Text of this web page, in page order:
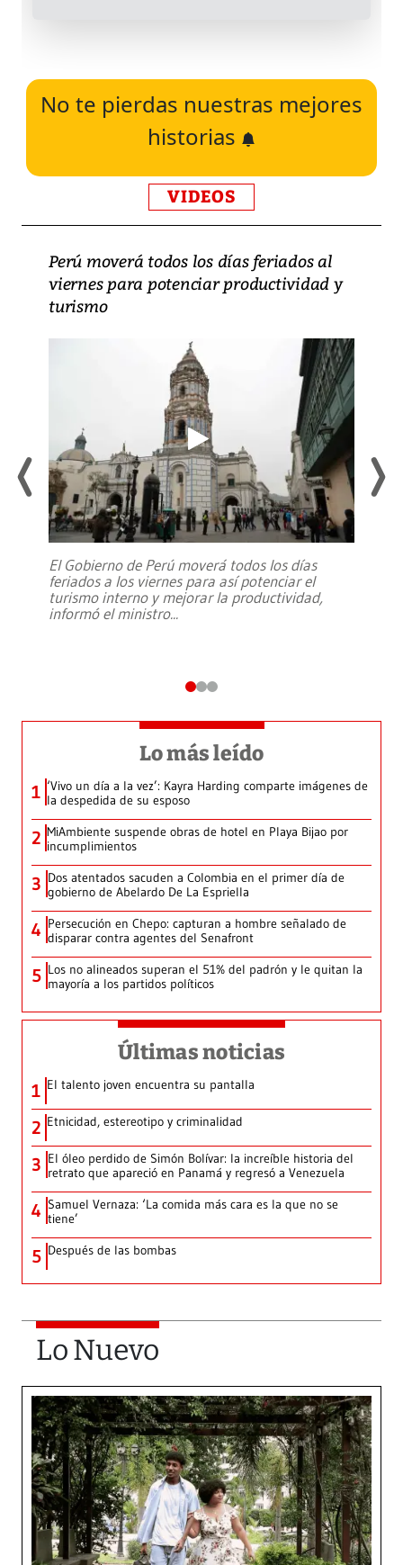
No te pierdas nuestras mejores
historias
VIDEOS
Perú moverá todos los días feriados al
viernes para potenciar productividad y
turismo
El Gobierno de Perú moverá todos los días
feriados a los viernes para así potenciar el
turismo interno y mejorar la productividad,
informó el ministro...
Lo más leído
1 ‘Vivo un día a la vez’: Kayra Harding comparte imágenes de
la despedida de su esposo
2 MiAmbiente suspende obras de hotel en Playa Bijao por
incumplimientos
3 Dos atentados sacuden a Colombia en el primer día de
gobierno de Abelardo De La Espriella
4 Persecución en Chepo: capturan a hombre señalado de
disparar contra agentes del Senafront
5 Los no alineados superan el 51% del padrón y le quitan la
mayoría a los partidos políticos
Últimas noticias
1 El talento joven encuentra su pantalla​
2 Etnicidad, estereotipo y criminalidad
3 El óleo perdido de Simón Bolívar: la increíble historia del
retrato que apareció en Panamá y regresó a Venezuela
4 Samuel Vernaza: ‘La comida más cara es la que no se
tiene’
5 Después de las bombas
Lo Nuevo